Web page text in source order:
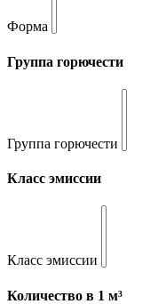
Форма
Группа горючести
Группа горючести
Класс эмиссии
Класс эмиссии
Количество в 1 м³